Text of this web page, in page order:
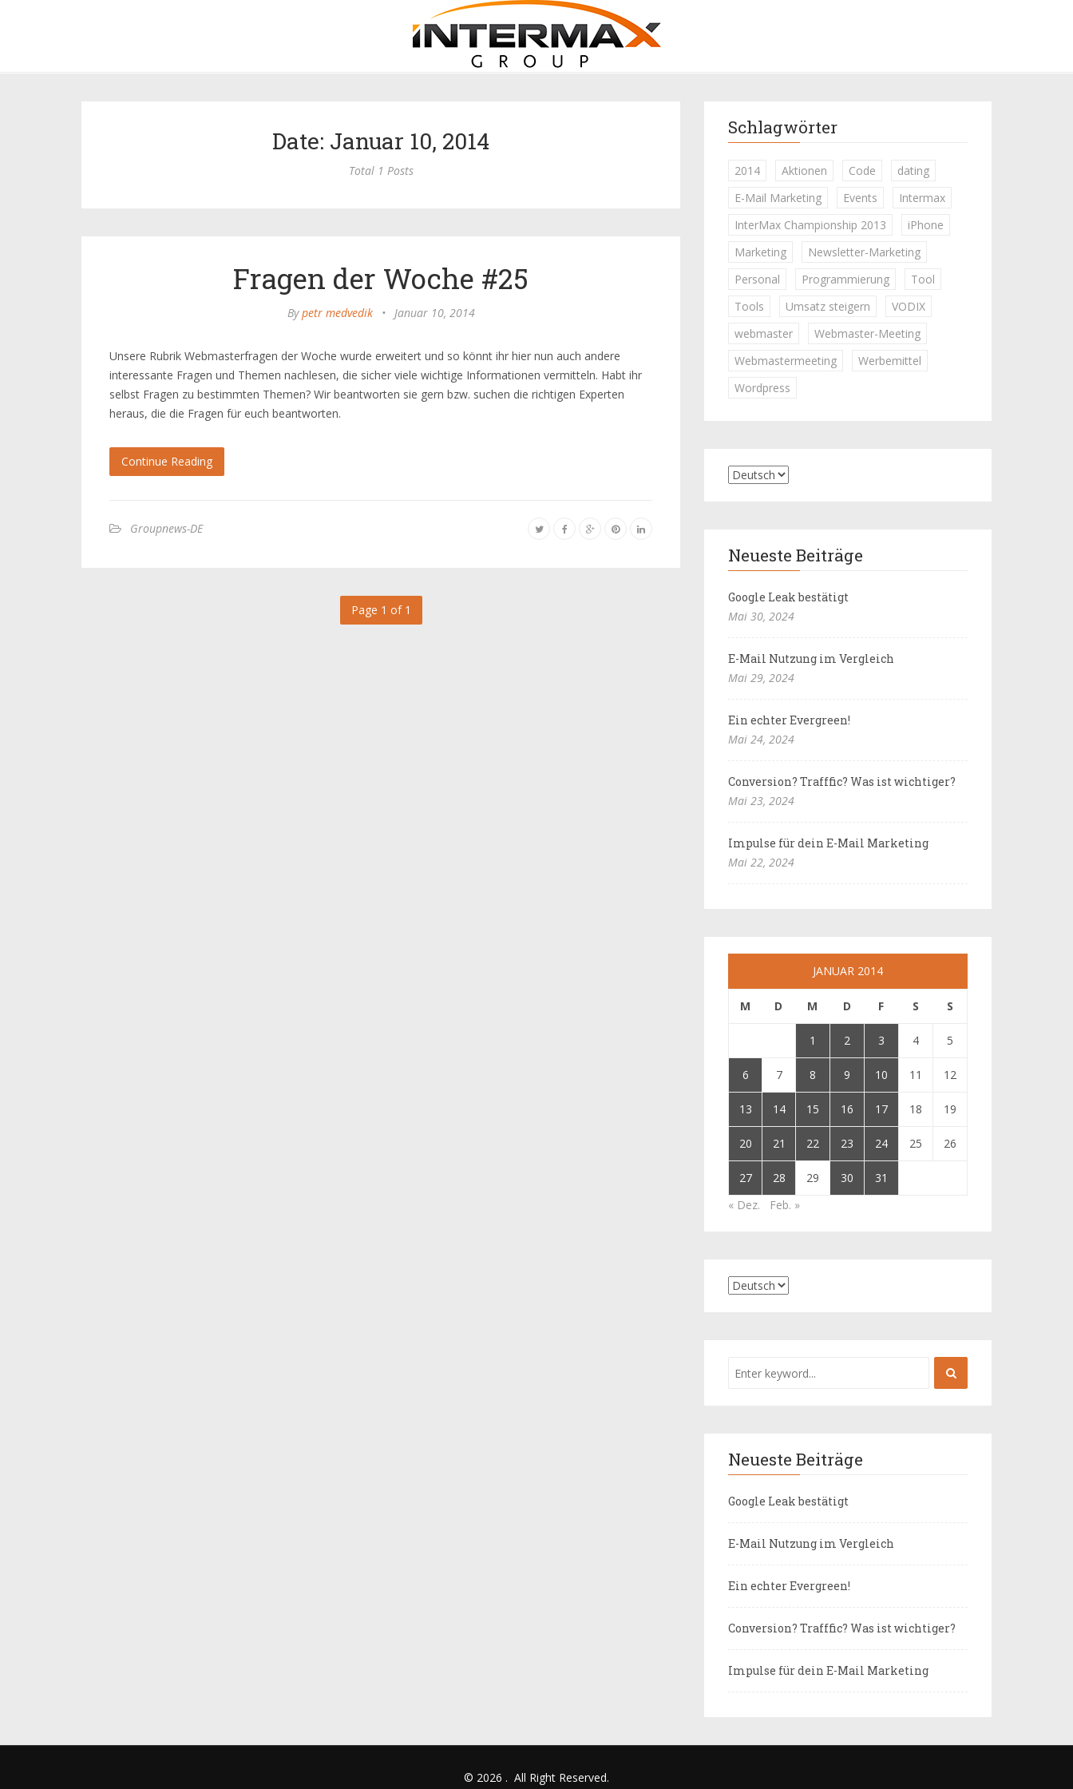
Date: Januar 10, 2014
Total 1 Posts
Fragen der Woche #25
Bypetr medvedik • Januar 10, 2014
Unsere Rubrik Webmasterfragen der Woche wurde erweitert und so könnt ihr hier nun auch andere
interessante Fragen und Themen nachlesen, die sicher viele wichtige Informationen vermitteln. Habt ihr
selbst Fragen zu bestimmten Themen? Wir beantworten sie gern bzw. suchen die richtigen Experten
heraus, die die Fragen für euch beantworten.
Continue Reading
Groupnews-DE
Page 1 of 1
Schlagwörter
2014 Aktionen Code
dating
E-Mail Marketing
Events
Intermax
InterMax Championship 2013
iPhone
Marketing
Newsletter-Marketing
Personal
Programmierung
Tool
Tools
Umsatz steigern
VODIX
webmaster
Webmaster-Meeting
Webmastermeeting
Werbemittel
Wordpress
Neueste Beiträge
Google Leak bestätigt
Mai 30, 2024
E-Mail Nutzung im Vergleich
Mai 29, 2024
Ein echter Evergreen!
Mai 24, 2024
Conversion? Trafffic? Was ist wichtiger?
Mai 23, 2024
Impulse für dein E-Mail Marketing
Mai 22, 2024
JANUAR 2014
M D M D F S S
1 2 3 4 5
6 7 8 9 10 11 12
13 14 15 16 17 18 19
20 21 22 23 24 25 26
27 28 29 30
31
« Dez.
Feb. »
Neueste Beiträge
Google Leak bestätigt
E-Mail Nutzung im Vergleich
Ein echter Evergreen!
Conversion? Trafffic? Was ist wichtiger?
Impulse für dein E-Mail Marketing
© 2026 . All Right Reserved.